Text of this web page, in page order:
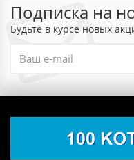
Подписка на
Будьте в курсе новых